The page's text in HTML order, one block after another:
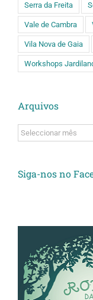
Serra da Freita
Vale de Cambra
Vila Nova de Gaia
Workshops
Arquivos
Arquivos
Siga-nos no